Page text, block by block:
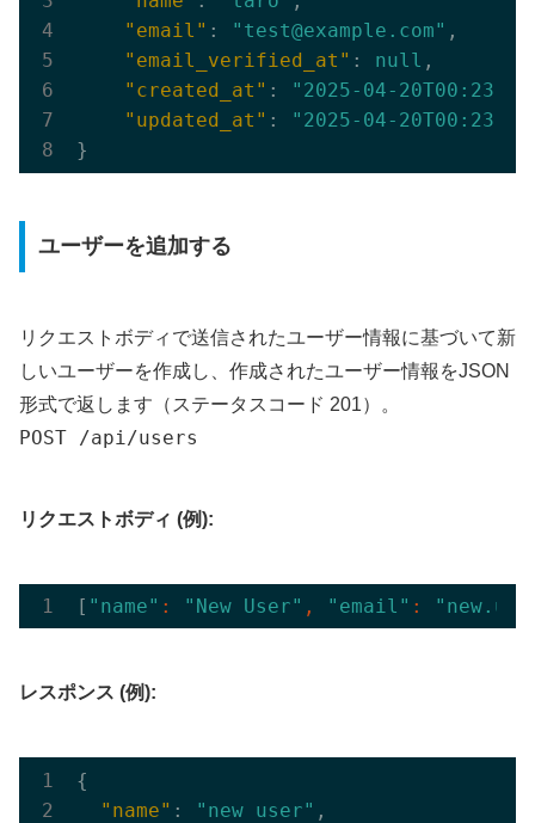
"email" : "test@example.com" ,
"email_verified_at" : null ,
"created_at" :
"2025-04-
"updated_at" :
"2025-04-
ユーザーを追加する
リクエストボディで送信されたユーザー情報に基づいて新
しいユーザーを作成し、作成されたユーザー情報をJSON
形式で返します（ステータスコード 201）。
POST /api/users
リクエストボディ (例):
[ "name" : "New User" , "email" :
レスポンス (例):
{
"name" : "new user" ,